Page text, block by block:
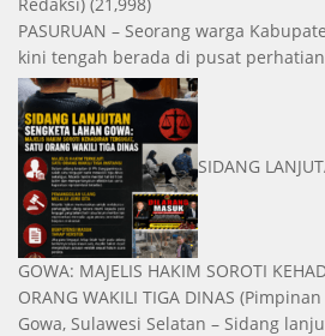
PASURUAN – Seorang warga
kini tengah berada di pusat
SIDANG
GOWA: MAJELIS HAKIM SOROTI
ORANG WAKILI TIGA DINAS (Pimpinan
Gowa, Sulawesi Selatan – Sidang